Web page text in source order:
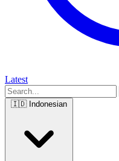
Latest
🇮🇩 Indonesian